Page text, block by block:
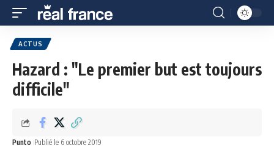
ACTUS
Hazard : "Le premier but est toujours
difficile"
Punto Publié le 6 octobre 2019